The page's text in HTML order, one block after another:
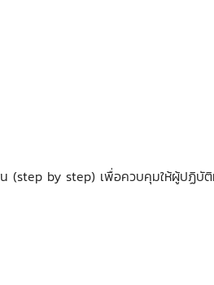
by step) เพื่อควบคุมให้ผู้ปฏิบัติ